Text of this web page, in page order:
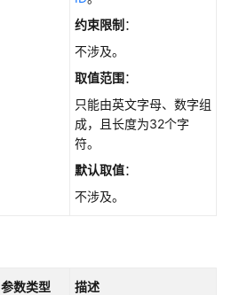
约束限制 ：
不涉及。
取值范围：
只能由英文字母、数字组
成，且长度为32个字
符。
默认取值：
不涉及。
参数类型 描述